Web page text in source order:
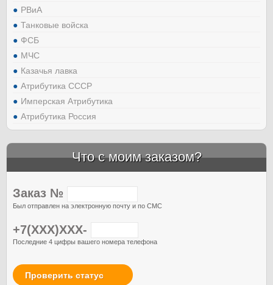
РВиА
Танковые войска
ФСБ
МЧС
Казачья лавка
Атрибутика СССР
Имперская Атрибутика
Атрибутика Россия
Что с моим заказом?
Заказ №
Был отправлен на электронную почту и по СМС
+7(XXX)XXX-
Последние 4 цифры вашего номера телефона
Проверить статус